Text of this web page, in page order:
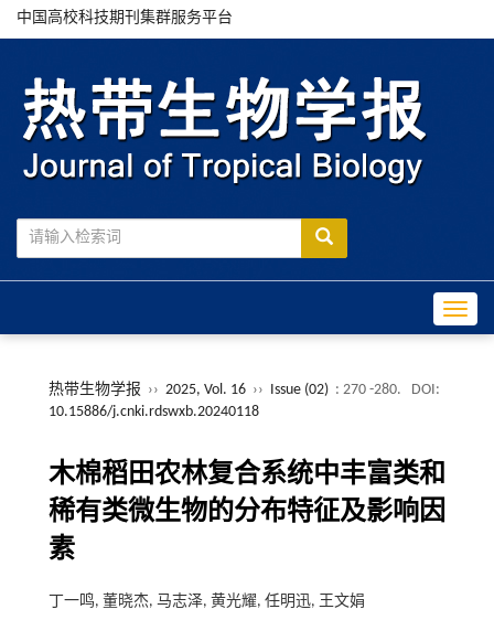
中国高校科技期刊集群服务平台
热带生物学报 ›› 2025, Vol. 16 ›› Issue (02) : 270 -280.
DOI:
10.15886/j.cnki.rdswxb.20240118
木棉稻田农林复合系统中丰富类和
稀有类微生物的分布特征及影响因
素
丁一鸣, 董晓杰, 马志泽, 黄光耀, 任明迅, 王文娟